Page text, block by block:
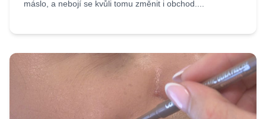
máslo, a nebojí se kvůli tomu změnit i obchod....